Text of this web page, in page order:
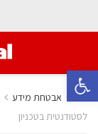
פתח סרגל נגישות
בית אבטחת מידע
לסטודנטית בטכניון